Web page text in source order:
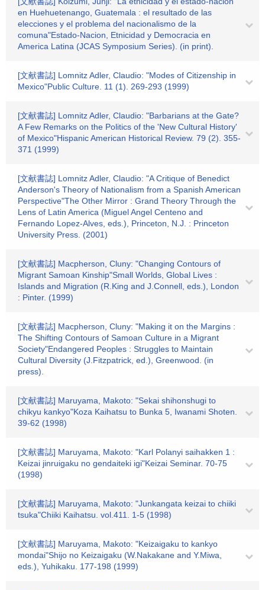
en Huehuetenango, Guatemala : el resultado de las
elecciones y el problema del nacionalismo de la
comuna"Estado-Nacion, Etnicidad y Democracia en
America Latina (JCAS Symposium Series). (in print).
[文献書誌] Lomnitz Adler, Claudio: "Modes of Citizenship in
Mexico"Public Culture. 11 (1). 269-293 (1999)
[文献書誌] Lomnitz Adler, Claudio: "Barbarians at the Gate?
A Few Remarks on the Politics of the 'New Cultural History'
of Mexico"Hispanic American Historical Review. 79 (2). 355-
371 (1999)
[文献書誌] Lomnitz Adler, Claudio: "A Critique of Benedict
Anderson's Theory of Nationalism from a Spanish American
Perspective"The Other Mirror : Grand Theory Through the
Lens of Latin America (Miguel Angel Centeno and
Fernando Lopez-Alves, eds.), Princeton, N.J. : Princeton
University Press. (2001)
[文献書誌] Macpherson, Cluny: "Changing Contours of
Migrant Samoan Kinship"Small Worlds, Global Lives :
Islands and Migration (R.King and J.Connell, eds.), London
: Pinter. (1999)
[文献書誌] Macpherson, Cluny: "Making it on the Margins :
The Shifting Contours of Samoan Culture in a Migrant
Society"Endangered Peoples : Struggles to Maintain
Cultural Diversity (J.Fitzpatrick, ed.), Greenwood. (in
press).
[文献書誌] Maruyama, Makoto: "Sekai shihonshugi to
chikyu kankyo"Koza Kaihatsu to Bunka 5, Iwanami Shoten.
39-62 (1998)
[文献書誌] Maruyama, Makoto: "Karl Polanyi saihakken 1 :
Keizai jinruigaku no gendaiteki igi"Keizai Seminar. 70-75
(1998)
[文献書誌] Maruyama, Makoto: "Junkangata keizai to chiiki
tsuka"Chiiki Kaihatsu. vol.411. 1-5 (1998)
[文献書誌] Maruyama, Makoto: "Keizaigaku to kankyo
mondai"Shijo no Keizaigaku (W.Nakakane and Y.Miwa,
eds.), Yuhikaku. 177-198 (1999)